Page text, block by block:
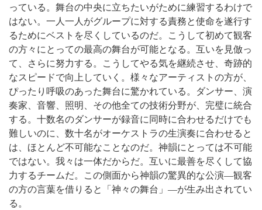
っている。舞台の中央に立ちたいがために練習するわけで
はない。一人一人がグループに対する責務と使命を遂行す
るためにベストを尽くしているのだ。こうして初めて観客
の方々にとっての最高の舞台が可能となる。互いを見倣っ
て、さらに努力する。こうしてやる気を継続させ、奇跡的
なスピードで向上していく。 様々なアーティストの方が、
ぴったり呼吸のあった舞台に驚かれている。ダンサー、演
奏家、音響、照明、その他全ての技術分野が、完璧に統合
する。十数名のダンサーが録音に同時に合わせるだけでも
難しいのに、数十名がオーケストラの生演奏に合わせると
は、ほとんど不可能なことなのだ。 神韻にとっては不可能
ではない。我々は一体だからだ。互いに最善を尽くして協
力するチームだ。この側面から神韻の驚異的な公演―観客
の方の言葉を借りると「神々の舞台」―が生み出されてい
る。